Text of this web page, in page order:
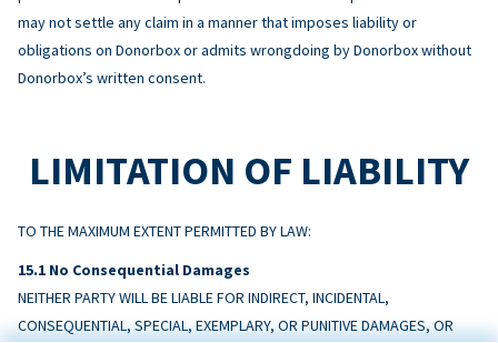
may not settle any claim in a manner that imposes liability or
obligations on Donorbox or admits wrongdoing by Donorbox without
Donorbox’s written consent.
LIMITATION OF LIABILITY
TO THE MAXIMUM EXTENT PERMITTED BY LAW:
No Consequential Damages
NEITHER PARTY WILL BE LIABLE FOR INDIRECT, INCIDENTAL,
CONSEQUENTIAL, SPECIAL, EXEMPLARY, OR PUNITIVE DAMAGES, OR